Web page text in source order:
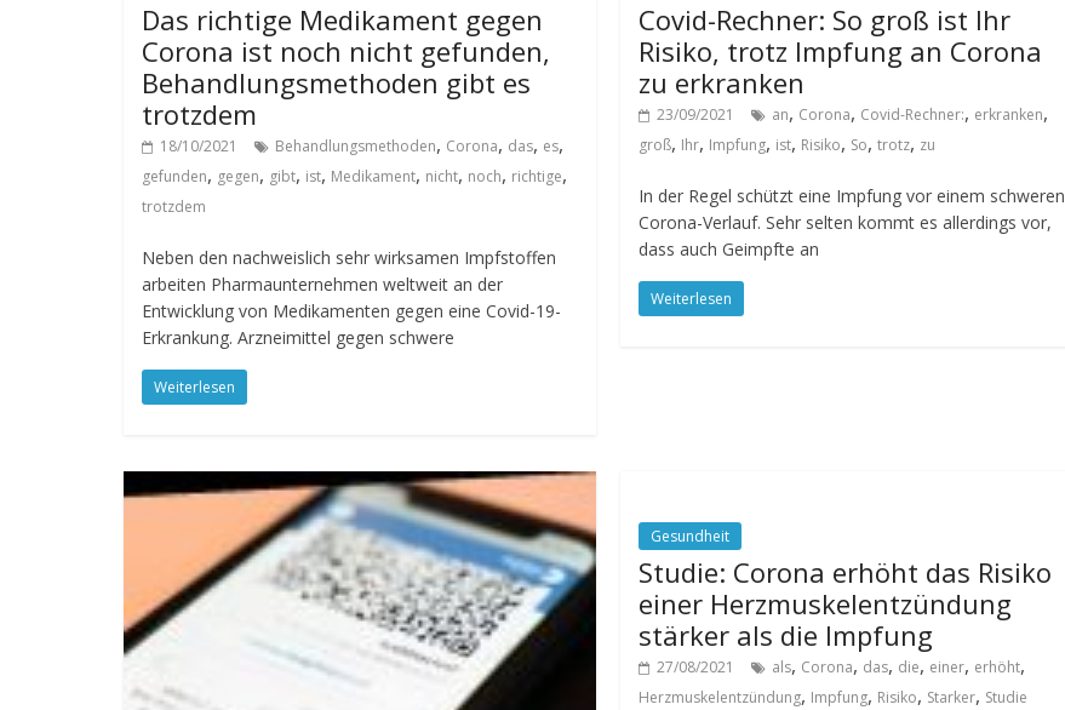
Das richtige Medikament gegen
Corona ist noch nicht gefunden,
Behandlungsmethoden gibt es
trotzdem
18/10/2021 Behandlungsmethoden, Corona, das, es,
gefunden, gegen, gibt, ist, Medikament, nicht, noch, richtige,
trotzdem
Neben den nachweislich sehr wirksamen Impfstoffen
arbeiten Pharmaunternehmen weltweit an der
Entwicklung von Medikamenten gegen eine Covid-19-
Erkrankung. Arzneimittel gegen schwere
Weiterlesen
Covid-Rechner: So groß ist Ihr
Risiko, trotz Impfung an Corona
zu erkranken
23/09/2021 an, Corona, Covid-Rechner:, erkranken,
groß, Ihr, Impfung, ist, Risiko, So,trotz, zu
In der Regel schützt eine Impfung vor einem schweren
Corona-Verlauf. Sehr selten kommt es allerdings vor,
dass auch Geimpfte an
Weiterlesen
Gesundheit
Studie: Corona erhöht das Risiko
einer Herzmuskelentzündung
stärker als die Impfung
27/08/2021 als, Corona, das, die, einer, erhöht,
Herzmuskelentzündung, Impfung, Risiko, Starker, Studie